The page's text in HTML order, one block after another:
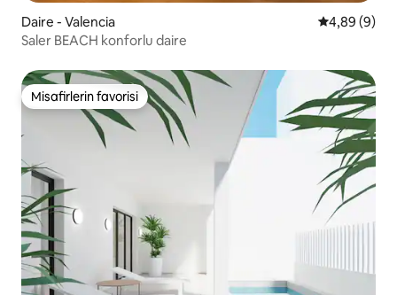
Daire - Valencia 5 üzerinden
4,89 (9)
Saler BEACH konforlu daire
Misafirlerin favorisi
Misafirlerin favorisi